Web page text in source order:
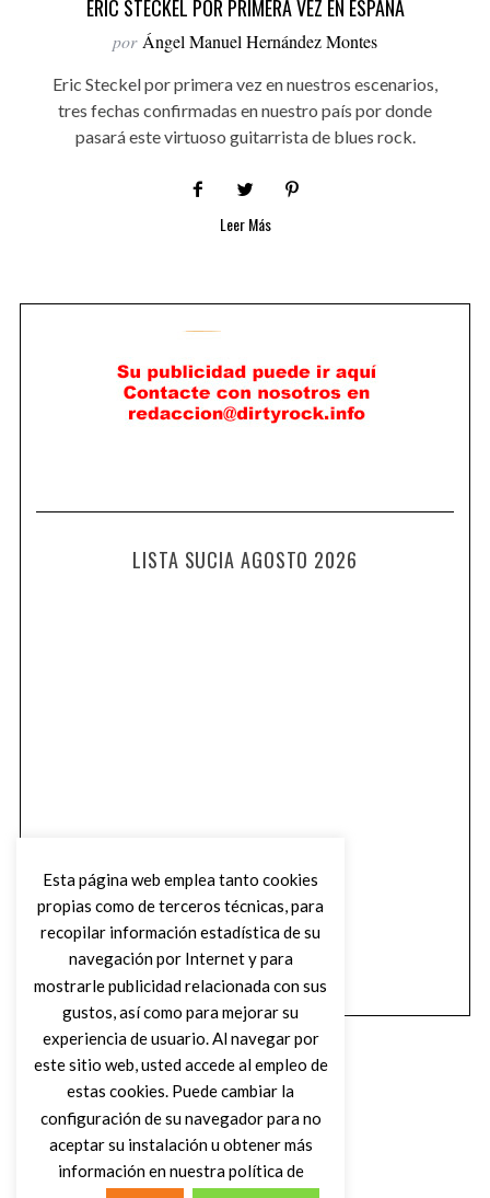
ERIC STECKEL POR PRIMERA VEZ EN ESPAÑA
por Ángel Manuel Hernández Montes
Eric Steckel por primera vez en nuestros escenarios,
tres fechas confirmadas en nuestro país por donde
pasará este virtuoso guitarrista de blues rock.
Leer Más
LISTA SUCIA AGOSTO 2026
Esta página web emplea tanto cookies
propias como de terceros técnicas, para
recopilar información estadística de su
navegación por Internet y para
mostrarle publicidad relacionada con sus
gustos, así como para mejorar su
experiencia de usuario. Al navegar por
este sitio web, usted accede al empleo de
estas cookies. Puede cambiar la
configuración de su navegador para no
aceptar su instalación u obtener más
información en nuestra política de